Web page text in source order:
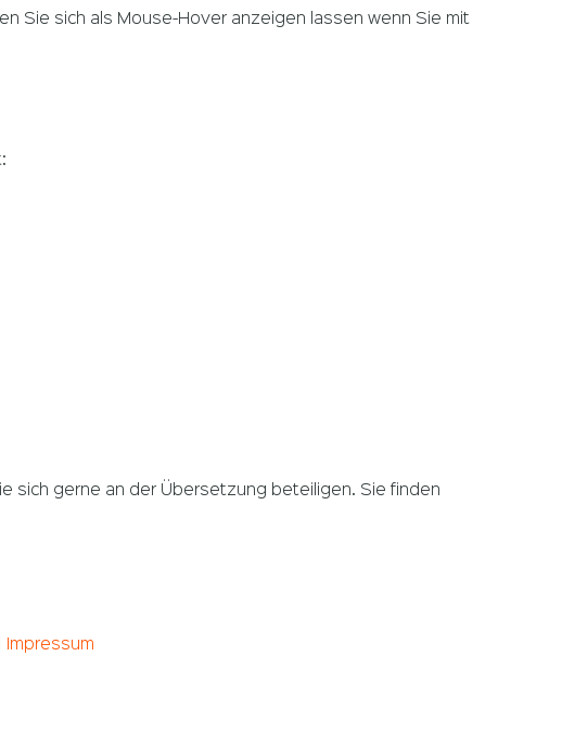
Sie sich als Mouse-Hover anzeigen lassen wenn Sie mit
sich gerne an der Übersetzung beteiligen. Sie finden
Impressum